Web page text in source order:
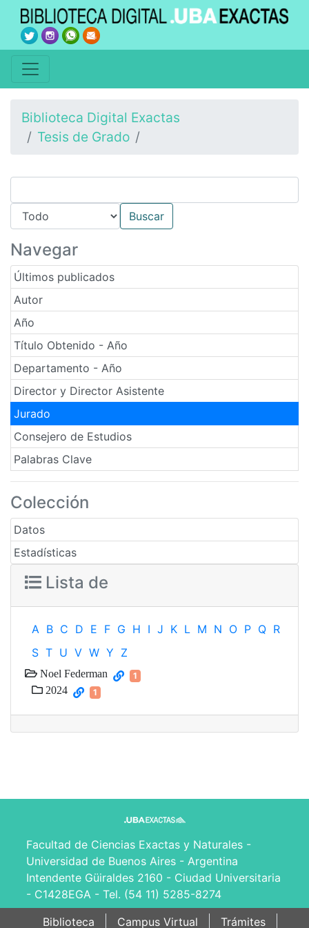
Biblioteca Digital Exactas
Tesis de Grado
Navegar
Últimos publicados
Autor
Año
Título Obtenido - Año
Departamento - Año
Director y Director Asistente
Jurado
Consejero de Estudios
Palabras Clave
Colección
Datos
Estadísticas
Lista de
A B C D E F G H I J K L M N O P Q R
S T U V W Y Z
Noel Federman 1
2024 1
Facultad de Ciencias Exactas y Naturales -
Universidad de Buenos Aires - Argentina
Intendente Güiraldes 2160 - Ciudad Universitaria
- C1428EGA - Tel. (54 11) 5285-8274
Biblioteca
Campus Virtual Trámites